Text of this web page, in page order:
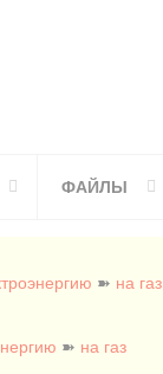
ФАЙЛЫ
➽ на газ
➽ на газ